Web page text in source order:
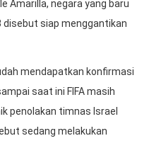
Amarilla, negara yang baru
disebut siap menggantikan
mendapatkan konfirmasi
saat ini FIFA masih
penolakan timnas Israel
sedang melakukan